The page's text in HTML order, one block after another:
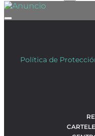
Política de